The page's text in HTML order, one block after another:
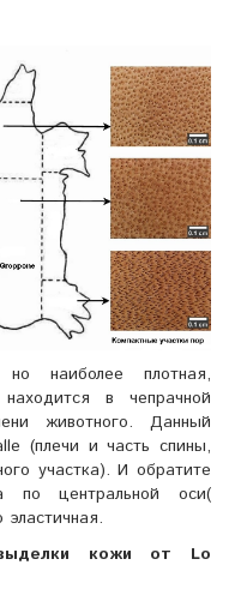
наиболее плотная,
в чепрачной
животного. Данный
(плечи и часть спины,
участка). И обратите
центральной оси(
выделки кожи от Lo